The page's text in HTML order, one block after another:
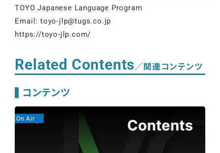
TOYO Japanese Language Program
Email: toyo-jlp@tugs.co.jp
https://toyo-jlp.com/
Related Contents／関連コンテンツ
コンテンツ
On Air